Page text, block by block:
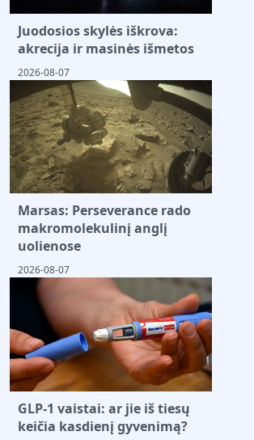
Juodosios skylės iškrova:
akrecija ir masinės išmetos
2026-08-07
Marsas: Perseverance rado
makromolekulinį anglį
uolienose
2026-08-07
GLP-1 vaistai: ar jie iš tiesų
keičia kasdienį gyvenimą?